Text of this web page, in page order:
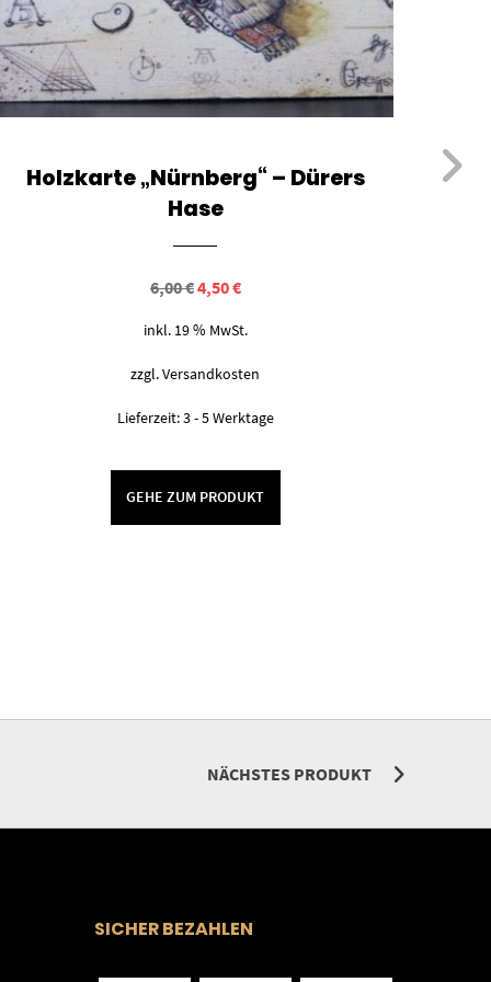
Holzkarte „Nürnberg“ – Dürers
Hase
6,00€Ursprünglicher
Preis
war:
6,00 €
4,50€Aktueller
ist:
4,50 €.
inkl. 19 % MwSt.
zzgl.Versandkosten
Lieferzeit:3 - 5 Werktage
GEHE ZUM PRODUKT
NÄCHSTES PRODUKT
SICHER BEZAHLEN